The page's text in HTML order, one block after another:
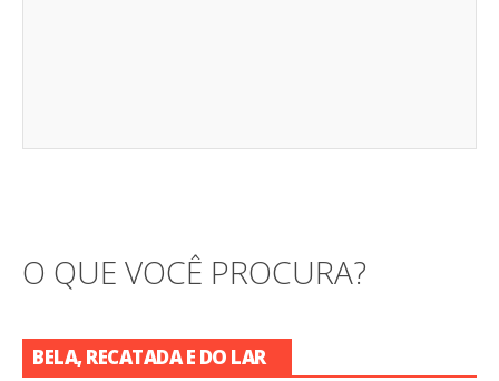
O QUE VOCÊ PROCURA?
BELA, RECATADA E DO LAR